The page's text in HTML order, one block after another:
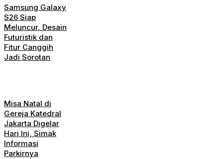
Samsung Galaxy
S26 Siap
Meluncur, Desain
Futuristik dan
Fitur Canggih
Jadi Sorotan
Misa Natal di
Gereja Katedral
Jakarta Digelar
Hari Ini, Simak
Informasi
Parkirnya